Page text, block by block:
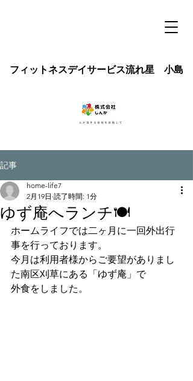
フィットネスデイサービス流れ星 小島
記事
ゆず庵へランチ🍽️
home-life7
2月19日 読了時間: 1分
ホームライフでは二ヶ月に一回外出行
事を行っております。
今月は利用者様からご要望がありまし
た南区刈草にある「ゆず庵」で
外食をしました。